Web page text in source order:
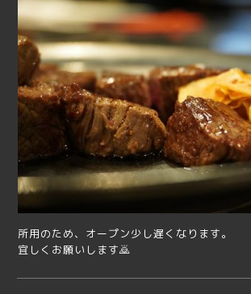
所用のため、オープン少し遅くなります。
宜しくお願いします🙇